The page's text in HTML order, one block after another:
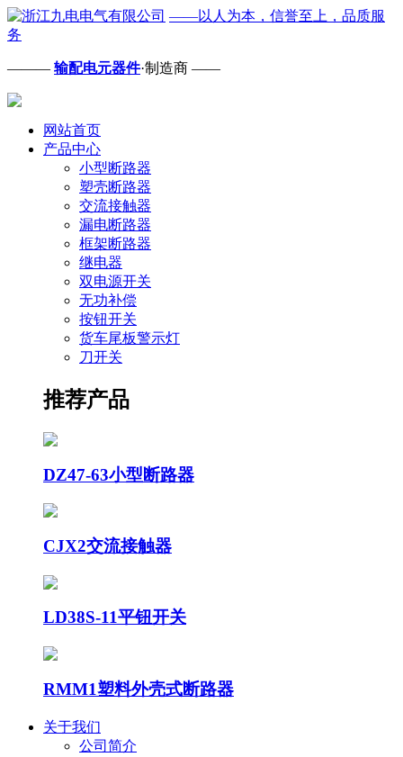
——以人为本，信誉至上，品质服
务
——— 输配电元器件·制造商 ——
网站首页
产品中心
小型断路器
塑壳断路器
交流接触器
漏电断路器
框架断路器
继电器
双电源开关
无功补偿
按钮开关
货车尾板警示灯
刀开关
推荐产品
DZ47-63小型断路器
CJX2交流接触器
LD38S-11平钮开关
RMM1塑料外壳式断路器
关于我们
公司简介